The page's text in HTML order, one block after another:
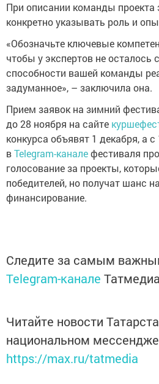
При описании команды проекта
конкретно указывать роль и
«Обозначьте ключевые
чтобы у экспертов не осталось
способности вашей команды
задуманное», – заключила она.
Прием заявок на зимний
до 28 ноября на сайте
конкурса объявят 1 декабря, а
вTelegram-каналефестиваля
голосование за проекты,
победителей, но получат шанс
финансирование.
Следите за самым
Telegram-канале Татмедиа
Читайте новости
национальном
https://max.ru/tatmedia